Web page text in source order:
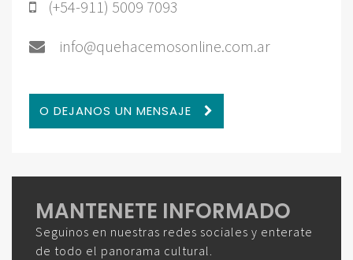
(+54-911) 5009 7093
info@quehacemosonline.com.ar
O DEJANOS UN MENSAJE
MANTENETE INFORMADO
Seguinos en nuestras redes sociales y enterate
de todo el panorama cultural.